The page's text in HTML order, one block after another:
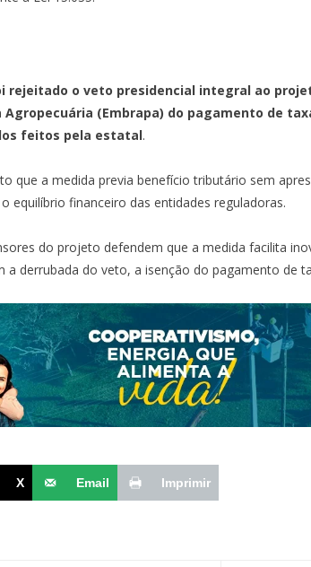
rejeitado o veto presidencial integral ao
Agropecuária (Embrapa) do pagamento de
feitos pela estatal.
que a medida previa benefício tributário sem
equilíbrio financeiro das entidades reguladoras.
do projeto defendem que a medida facilita
a derrubada do veto, a isenção do pagamento de
X Email Imprimir